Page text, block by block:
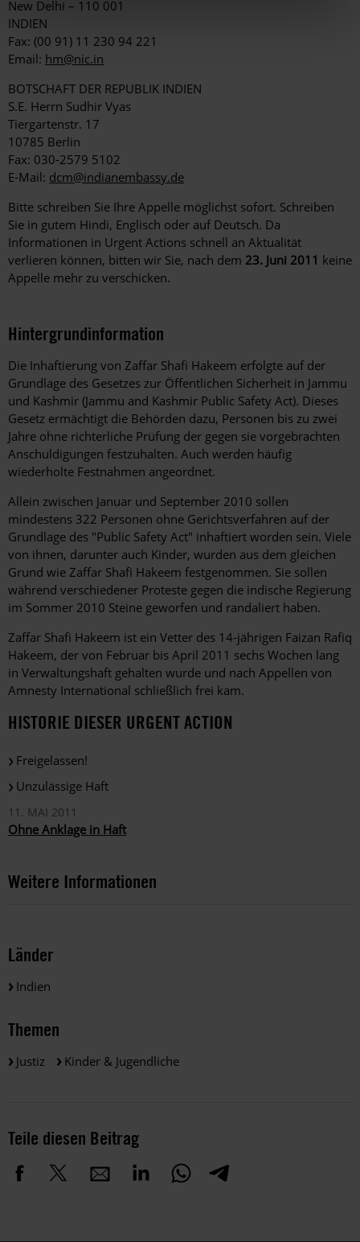
New Delhi – 110 001
INDIEN
Fax: (00 91) 11 230 94 221
Email: hm@nic.in
BOTSCHAFT DER REPUBLIK INDIEN
S.E. Herrn Sudhir Vyas
Tiergartenstr. 17
10785 Berlin
Fax: 030-2579 5102
E-Mail: dcm@indianembassy.de
Bitte schreiben Sie Ihre Appelle möglichst sofort. Schreiben
Sie in gutem Hindi, Englisch oder auf Deutsch. Da
Informationen in Urgent Actions schnell an Aktualität
verlieren können, bitten wir Sie, nach dem 23. Juni 2011 keine
Appelle mehr zu verschicken.
Hintergrundinformation
Hintergrund
Die Inhaftierung von Zaffar Shafi Hakeem erfolgte auf der
Grundlage des Gesetzes zur Öffentlichen Sicherheit in Jammu
und Kashmir (Jammu and Kashmir Public Safety Act). Dieses
Gesetz ermächtigt die Behörden dazu, Personen bis zu zwei
Jahre ohne richterliche Prüfung der gegen sie vorgebrachten
Anschuldigungen festzuhalten. Auch werden häufig
wiederholte Festnahmen angeordnet.
Allein zwischen Januar und September 2010 sollen
mindestens 322 Personen ohne Gerichtsverfahren auf der
Grundlage des "Public Safety Act" inhaftiert worden sein. Viele
von ihnen, darunter auch Kinder, wurden aus dem gleichen
Grund wie Zaffar Shafi Hakeem festgenommen. Sie sollen
während verschiedener Proteste gegen die indische Regierung
im Sommer 2010 Steine geworfen und randaliert haben.
Zaffar Shafi Hakeem ist ein Vetter des 14-jährigen Faizan Rafiq
Hakeem, der von Februar bis April 2011 sechs Wochen lang
in Verwaltungshaft gehalten wurde und nach Appellen von
Amnesty International schließlich frei kam.
HISTORIE DIESER URGENT ACTION
Freigelassen!
Unzulässige Haft
11. MAI 2011
Ohne Anklage in Haft
Weitere Informationen
Länder
Indien
Themen
Justiz Kinder & Jugendliche
Teile diesen Beitrag